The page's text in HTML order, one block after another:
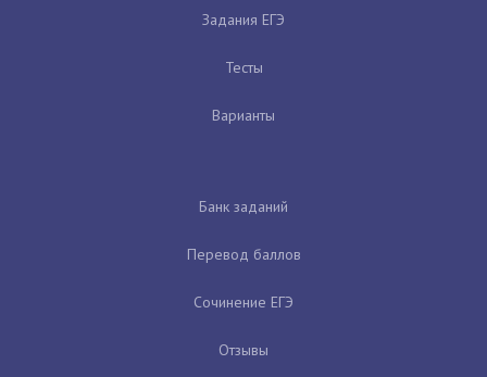
Задания ЕГЭ
Тесты
Варианты
Банк заданий
Перевод баллов
Сочинение ЕГЭ
Отзывы